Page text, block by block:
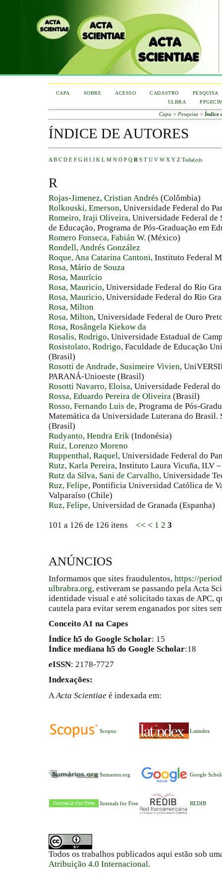
CAPA SOBRE ACESSO CADASTRO
PESQUISA
ULBRA
Capa > Pesquisa > Índice
ÍNDICE DE AUTORES
A B C D E F G H I J K L M N O P Q R S T U V W X Y Z Toda(o)s
R
Rojas-Jimenez, Cristian Andrés (Colômbia)
Rolkouski, Emerson, Universidade Federal do
Romeiro, Iraji Oliveira, Universidade Federal de
de Educação, Programa de Pós-Graduação em
Romero Fonseca, Fabián W. (México)
Rondell, Andrés González
Roque, Ana Catarina Cantoni, Instituto Federal
Rosa, Mário de Souza
Rosa, Maurício
Rosa, Mauricio, Universidade Federal do Rio
Rosa, Mauricio, Universidade Federal do Rio
Rosa, Milton
Rosa, Milton, Universidade Federal de Ouro
Rosa, Rosângela Kiekow da
Rosalis, Rodrigo, Universidade Estadual de
Rosistolato, Rodrigo, Faculdade de Educação
(Brasil)
Rosotti de Andrade, Susimeire Vivien,
PARANÁ-Unioeste (Brasil)
Rosotti Navarro, Eloisa, Universidade Federal
Rossa, Eduardo Pereira de Oliveira (Brasil)
Rosso, Fernando Luis de, Programa de Pós-
Matemática da Universidade Luterana do Brasil.
(Brasil)
Rudyanto, Hendra Erik (Indonésia)
Ruiz, Lorenzo Moreno
Ruppenthal, Raquel, Universidade Federal do
Rutz, Karla Pereira, Instituto Laura Vicuña, ILV
Rutz da Silva, Sani de Carvalho, Universidade
Ruz, Felipe, Pontificia Universidad Católica de
Valparaíso (Chile)
Ruz, Felipe, Universidad de Granada (Espanha)
101 a 126 de 126 itens << < 1 2 3
ANÚNCIOS
Informamos que sites fraudulentos, https://
ulbrabra.org, estiveram se passando pela Acta
identidade visual e até solicitado taxas de APC,
cautela para evitar serem enganados por sites
Conceito A1 na Capes
Índice h5 do Google Scholar: 15
Índice mediana h5 do Google Scholar:18
eISSN: 2178-7727
Indexações:
A Acta Scientiae é indexada em:
Scopus Latindex
Sumarios.org Google
Journals for Free REDIB
Todos os trabalhos publicados aqui estão sob
Atribuição 4.0 Internacional.